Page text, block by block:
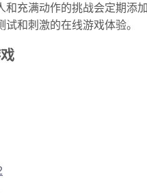
和充满动作的挑战会定期添
试和刺激的在线游戏体验。